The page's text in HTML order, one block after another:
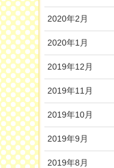
2020年2月
2020年1月
2019年12月
2019年11月
2019年10月
2019年9月
2019年8月